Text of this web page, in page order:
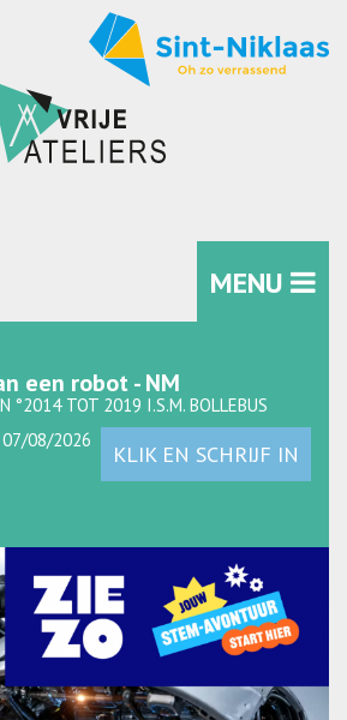
MENU
een robot - NM
°2014 TOT 2019 I.S.M. BOLLEBUS
KLIK EN SCHRIJF IN
08/2026